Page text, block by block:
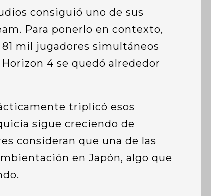
consiguió uno de sus
Para ponerlo en contexto,
mil jugadores simultáneos
4 se quedó alrededor
triplicó esos
sigue creciendo de
consideran que una de las
en Japón, algo que